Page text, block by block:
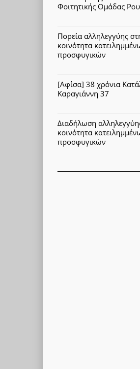
Φοιτητικής Ομάδας
Πορεία αλληλεγγύης
κοινότητα
προσφυγικών
[Αφίσα] 38 χρόνια
Καραγιάννη 37
Διαδήλωση
κοινότητα
προσφυγικών